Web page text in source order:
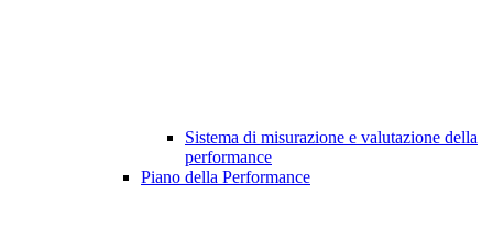
Sistema di misurazione e valutazione della
performance
Piano della Performance